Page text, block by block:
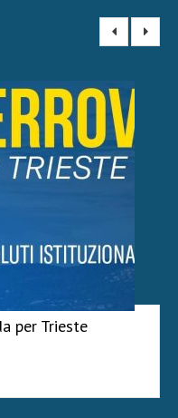
per Trieste